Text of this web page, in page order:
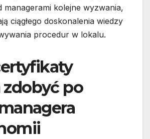
managerami kolejne wyzwania,
ciągłego doskonalenia wiedzy
procedur w lokalu.
zdobyć po